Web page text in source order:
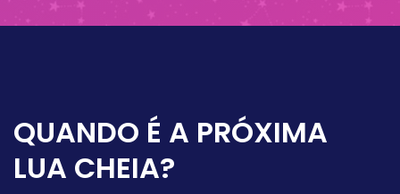
QUANDO É A PRÓXIMA
LUA CHEIA?